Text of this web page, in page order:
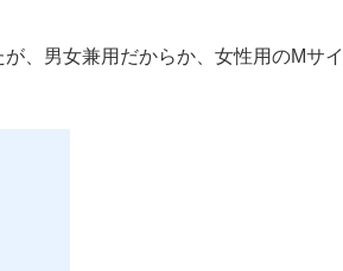
、男女兼用だからか、女性用のMサ